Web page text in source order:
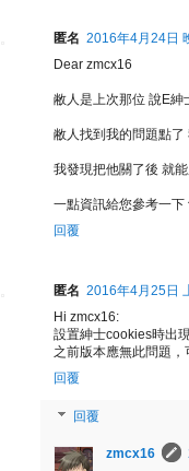
匿名 2016年4月24日
Dear zmcx16
敝人是上次那位 說E紳
敝人找到我的問題點
我發現把他關了後 就
一點資訊給您參考一下
回覆
匿名 2016年4月25日
Hi zmcx16:
設置紳士cookies時出
之前版本應無此問題，
回覆
回覆
zmcx16